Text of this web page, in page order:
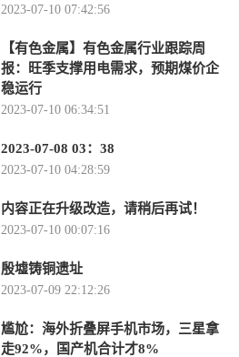
2023-07-10 07:42:56
【有色金属】有色金属行业跟踪周
报：旺季支撑用电需求，预期煤价企
稳运行
2023-07-10 06:34:51
2023-07-08 03：38
2023-07-10 04:28:59
内容正在升级改造，请稍后再试！
2023-07-10 00:07:16
殷墟铸铜遗址
2023-07-09 22:12:26
尴尬：海外折叠屏手机市场，三星拿
走92%，国产机合计才8%